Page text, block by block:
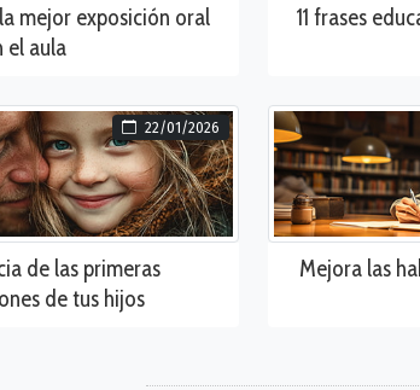
mejor exposición oral
el aula
11 frases
22/01/2026
de las primeras
de tus hijos
Mejora las